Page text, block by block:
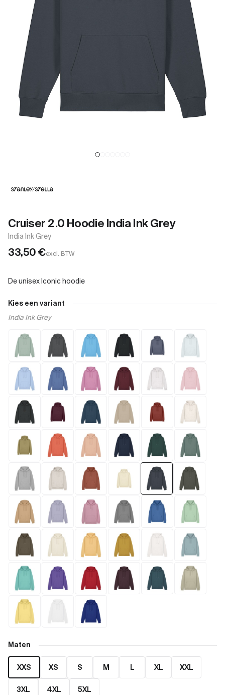
Cruiser 2.0 Hoodie India Ink Grey
India Ink Grey
33,50€excl. BTW
Kies een variant
India Ink Grey
Maten
XXS XS S M L XL XXL
3XL 4XL 5XL